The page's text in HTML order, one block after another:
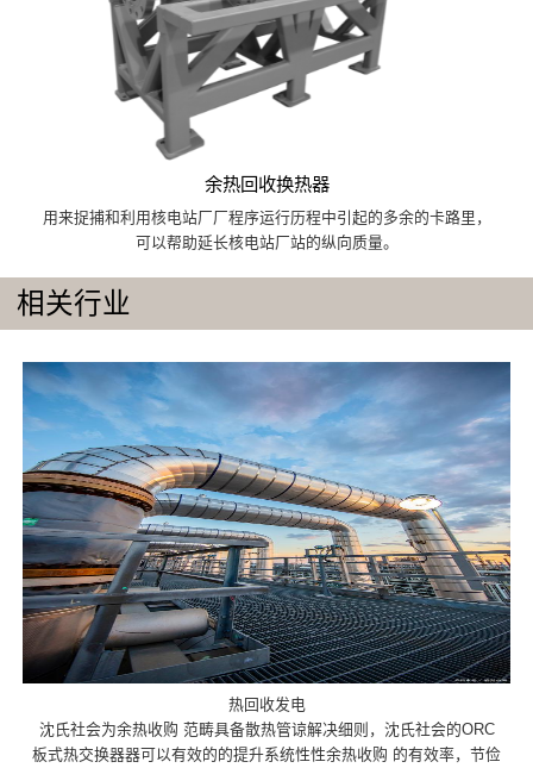
余热回收换热器
用来捉捕和利用核电站厂厂程序运行历程中引起的多余的卡路里，
可以帮助延长核电站厂站的纵向质量。
相关行业
热回收发电
沈氏社会为余热收购 范畴具备散热管谅解决细则，沈氏社会的ORC
板式热交换器器可以有效的的提升系统性性余热收购 的有效率，节俭